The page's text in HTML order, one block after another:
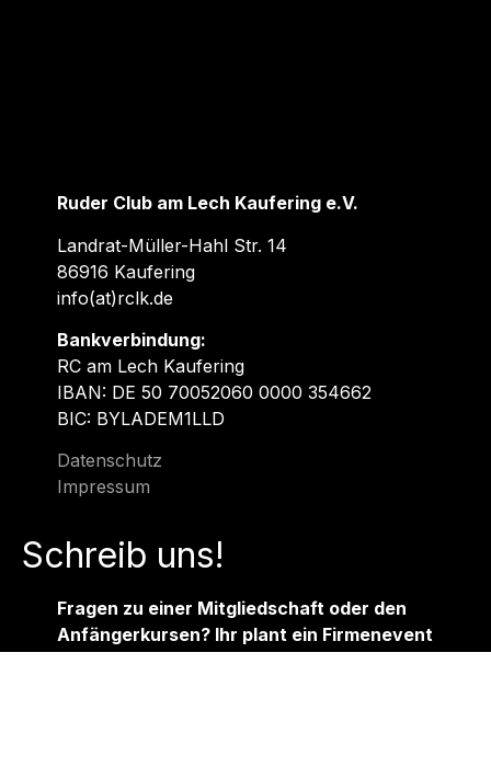
Ruder Club am Lech Kaufering e.V.
Landrat-Müller-Hahl Str. 14
86916 Kaufering
info(at)rclk.de
Bankverbindung:
RC am Lech Kaufering
IBAN: DE 50 70052060 0000 354662
BIC: BYLADEM1LLD
Datenschutz
Impressum
Schreib uns!
Fragen zu einer Mitgliedschaft oder den
Anfängerkursen? Ihr plant ein Firmenevent